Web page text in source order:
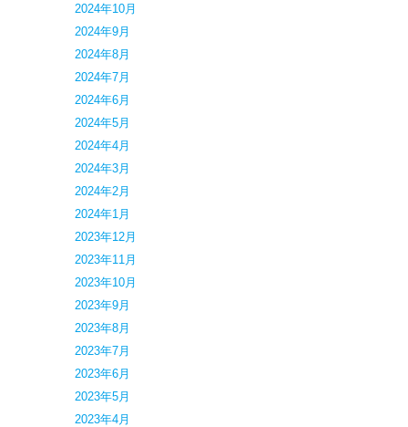
2024年10月
2024年9月
2024年8月
2024年7月
2024年6月
2024年5月
2024年4月
2024年3月
2024年2月
2024年1月
2023年12月
2023年11月
2023年10月
2023年9月
2023年8月
2023年7月
2023年6月
2023年5月
2023年4月